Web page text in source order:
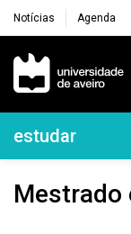
Notícias Agenda
Navegação
Navegação
estudar